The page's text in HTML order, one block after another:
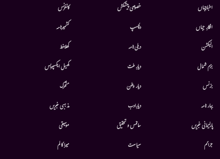
اخبارجہاں
افکارِ جہاں
الیکشن
بزم شمال
بزنس
بہار نامہ
پارلیمانی خبریں
جرائم
خصوصی پیشکش
دلچسپ
دہلی نامہ
دیارِ ملت
دیار وطن
دیارِادب
سائنس و تحقیق
سیاست
کانفرنس
کشمیرنامہ
کھلاخط
کھیل ایکسپریس
متحرك
مذہبی خبریں
موسيقى
میرا کالم